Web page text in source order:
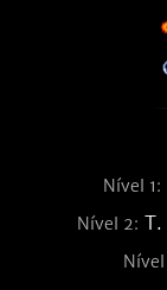
Nível 1:
Nível 2:
Nível